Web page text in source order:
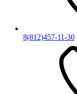
8(812)457-11-30